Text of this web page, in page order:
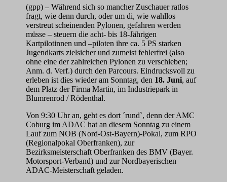
(gpp) – Während sich so mancher Zuschauer ratlos
fragt, wie denn durch, oder um di, wie wahllos
verstreut scheinenden Pylonen, gefahren werden
müsse – steuern die acht- bis 18-Jährigen
Kartpilotinnen und –piloten ihre ca. 5 PS starken
Jugendkarts zielsicher und zumeist fehlerfrei (also
ohne eine der zahlreichen Pylonen zu verschieben;
Anm. d. Verf.) durch den Parcours. Eindrucksvoll zu
erleben ist dies wieder am Sonntag, den 18. Juni, auf
dem Platz der Firma Martin, im Industriepark in
Blumrenrod / Rödenthal.
Von 9:30 Uhr an, geht es dort ´rund`, denn der AMC
Coburg im ADAC hat an diesem Sonntag zu einem
Lauf zum NOB (Nord-Ost-Bayern)-Pokal, zum RPO
(Regionalpokal Oberfranken), zur
Bezirksmeisterschaft Oberfranken des BMV (Bayer.
Motorsport-Verband) und zur Nordbayerischen
ADAC-Meisterschaft geladen.